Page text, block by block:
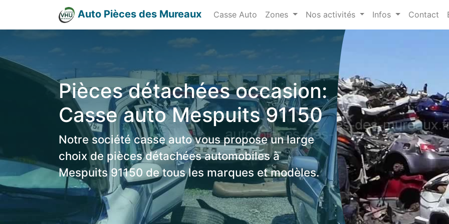
Auto Pièces des Mureaux Casse Auto Zones Nos activités Infos Contact
Pièces détachées occasion:
Casse auto Mespuits 91150
Notre société casse auto vous propose un large
choix de pièces détachées automobiles à
Mespuits 91150 de tous les marques et modèles.